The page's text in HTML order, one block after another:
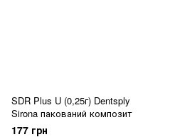
SDR Plus U (0,25г) Dentsply
Sirona пакований композит
177 грн